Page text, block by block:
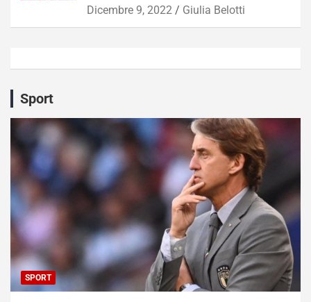
Dicembre 9, 2022 Giulia Belotti
Sport
SPORT